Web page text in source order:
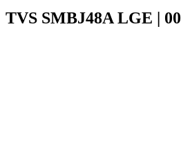
TVS SMBJ48A LGE | 00